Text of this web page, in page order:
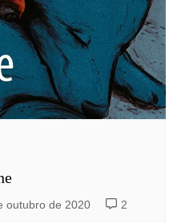
outubro de 2020 2